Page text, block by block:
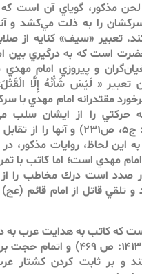
لحن مذكور، گوياي آن است كه
را به ذلت مي‌كشد و
تعبير «سيف» كنايه از
است كه به درگيري بين
و پيروزي امام مهدي
تعبير « لَيْسَ شَأْنُهُ إِلَّا
مقتدرانه امام مهدي با
حركتي را از ايشان سلب
(قرشي بنايي، ۱۴۱۲: ج۵، ص۲۳۱) و آن­ها را
اين لحاظ، روايات مذكور،
مهدي است؛ اما كاتب با
در صدد است درك مخاطب را از
تلقي قاتل از امام قائم (عج)
كه كاتب به هدايت عرب
امام مهدي (طبري، ۱۴۱۳: ص ۴۶۹) و اتمام
و بر ثابت كردن كشتار